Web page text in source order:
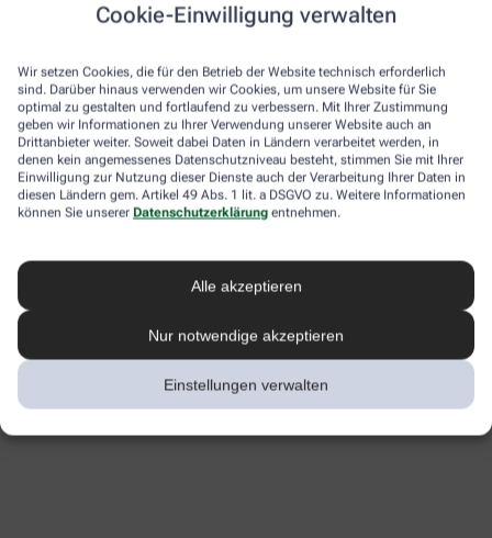
Cookie-Einwilligung verwalten
Wir setzen Cookies, die für den Betrieb der Website technisch erforderlich
sind. Darüber hinaus verwenden wir Cookies, um unsere Website für Sie
optimal zu gestalten und fortlaufend zu verbessern. Mit Ihrer Zustimmung
geben wir Informationen zu Ihrer Verwendung unserer Website auch an
Drittanbieter weiter. Soweit dabei Daten in Ländern verarbeitet werden, in
denen kein angemessenes Datenschutzniveau besteht, stimmen Sie mit Ihrer
Einwilligung zur Nutzung dieser Dienste auch der Verarbeitung Ihrer Daten in
diesen Ländern gem. Artikel 49 Abs. 1 lit. a DSGVO zu. Weitere Informationen
können Sie unserer Datenschutzerklärung entnehmen.
Alle akzeptieren
Nur notwendige akzeptieren
Einstellungen verwalten